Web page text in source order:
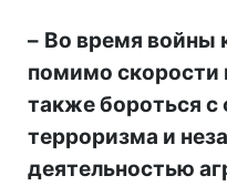
– Во время войны
помимо скорости
также бороться
терроризма и
деятельностью